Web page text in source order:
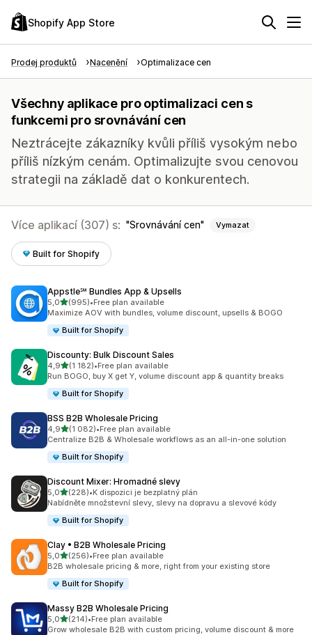
Shopify App Store
Prodej produktů Nacenění Optimalizace cen
Všechny aplikace pro optimalizaci cen s
funkcemi pro srovnávání cen
Neztrácejte zákazníky kvůli příliš vysokým nebo
příliš nízkým cenám. Optimalizujte svou cenovou
strategii na základě dat o konkurentech.
Více aplikací (307) s: Srovnávání cen Vymazat
Built for Shopify
Appstle℠ Bundles App & Upsells
5,0z 5 hvězd
(995)
Celkový počet recenzí: 995
•Free plan available
Maximize AOV with bundles, volume discount, upsells & BOGO
Built for Shopify
Discounty: Bulk Discount Sales
4,9z 5 hvězd
(1 182)
Celkový počet recenzí: 1182
•Free plan available
Run BOGO, buy X get Y, volume discount app & quantity breaks
Built for Shopify
BSS B2B Wholesale Pricing
4,9z 5 hvězd
(1 082)
Celkový počet recenzí: 1082
•Free plan available
Centralize B2B & Wholesale workflows as an all-in-one solution
Built for Shopify
Discount Mixer: Hromadné slevy
5,0z 5 hvězd
(228)
Celkový počet recenzí: 228
•K dispozici je bezplatný plán
Nabídněte množstevní slevy, slevy na dopravu a slevové kódy
Built for Shopify
Clay • B2B Wholesale Pricing
5,0z 5 hvězd
(256)
Celkový počet recenzí: 256
•Free plan available
B2B wholesale pricing & more, right from your existing store
Built for Shopify
Massy B2B Wholesale Pricing
5,0z 5 hvězd
(214)
Celkový počet recenzí: 214
•Free plan available
Grow wholesale B2B with custom pricing, volume discount & more